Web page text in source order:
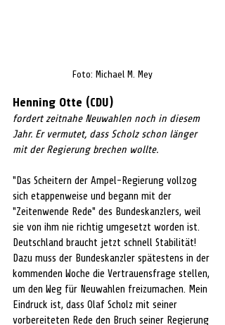
Foto: Michael M. Mey
Henning Otte (CDU)
fordert zeitnahe Neuwahlen noch in diesem
Jahr. Er vermutet, dass Scholz schon länger
mit der Regierung brechen wollte.
"Das Scheitern der Ampel-Regierung vollzog
sich etappenweise und begann mit der
"Zeitenwende Rede" des Bundeskanzlers, weil
sie von ihm nie richtig umgesetzt worden ist.
Deutschland braucht jetzt schnell Stabilität!
Dazu muss der Bundeskanzler spätestens in der
kommenden Woche die Vertrauensfrage stellen,
um den Weg für Neuwahlen freizumachen. Mein
Eindruck ist, dass Olaf Scholz mit seiner
vorbereiteten Rede den Bruch seiner Regierung